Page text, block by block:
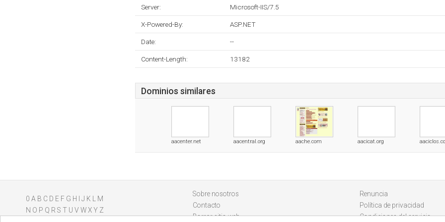
Server: Microsoft-IIS/7.5
X-Powered-By: ASP.NET
Date: --
Content-Length: 13182
Dominios similares
aacenter.net aacentral.org aache.com aacicat.org
0 A B C D E F G H J K
M
N O P Q R S T U V WXY Z
Sobre nosotros
Contacto
Borrar sitio web
Renuncia
Política de privacidad
Condiciones del servicio